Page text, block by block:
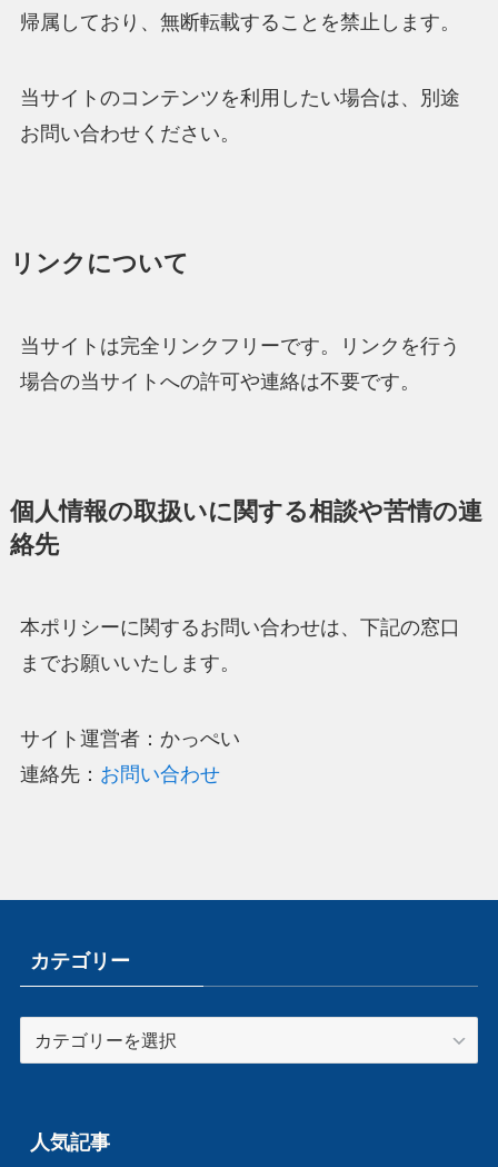
帰属しており、無断転載することを禁止します。
当サイトのコンテンツを利用したい場合は、別途
お問い合わせください。
リンクについて
当サイトは完全リンクフリーです。リンクを行う
場合の当サイトへの許可や連絡は不要です。
個人情報の取扱いに関する相談や苦情の連
絡先
本ポリシーに関するお問い合わせは、下記の窓口
までお願いいたします。
サイト運営者：かっぺい
連絡先： お問い合わせ
カテゴリー
テ
ー人気記事